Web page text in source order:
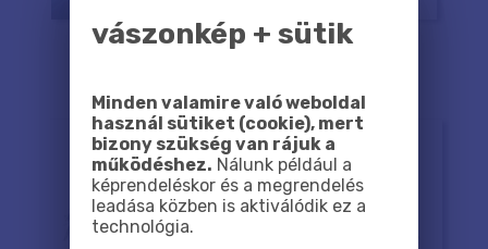
vászonkép + sütik
Minden valamire való weboldal
használ sütiket (cookie), mert
bizony szükség van rájuk a
működéshez. Nálunk például a
képrendeléskor és a megrendelés
leadása közben is aktiválódik ez a
technológia.